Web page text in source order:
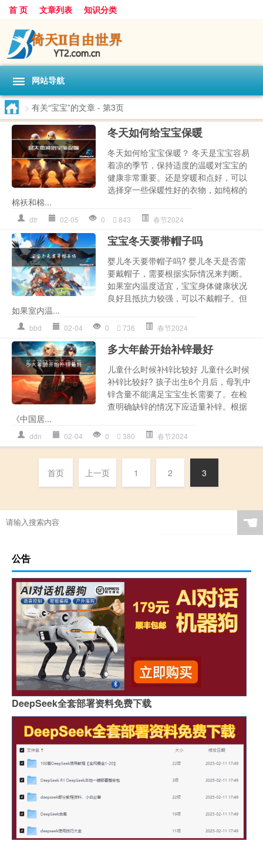
首 页 文章列表 知识分类
网站导航
> 有关“宝宝”的文章 - 第3页
冬天如何给宝宝保暖
冬天如何给宝宝保暖？ 冬天是宝宝容易
着凉的季节，保持适度的温暖对宝宝的
健康非常重要。还是穿暖和点好，可以
选择穿一些保暖性好的衣物，如纯棉的
棉袄和棉...
dtr 02-05 0 843 春节2024
宝宝冬天要带帽子吗
婴儿冬天要带帽子吗? 婴儿冬天是否需
要戴帽子，需要根据实际情况来判断。
如果室内温度适宜，宝宝身体健康状况
良好且抵抗力较强，可以不戴帽子。但
如果室内温...
bbd 02-04 0 736 春节2024
多大年龄开始补锌最好
儿童什么时候补锌比较好 儿童什么时候
补锌比较好? 孩子出生6个月后，母乳中
锌含量不能满足宝宝生长需要了。在检
查明确缺锌的情况下应适量补锌。根据
《中国居...
ddn 02-04 0 380 春节2024
首页 上一页 1 2 3
☚
公告
DeepSeek全套部署资料免费下载